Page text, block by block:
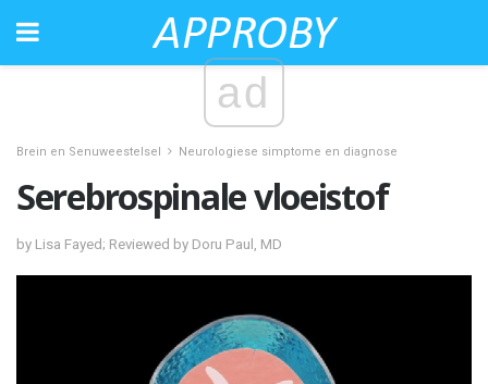
ad
Brein en Senuweestelsel Neurologiese simptome en diagnose
Serebrospinale vloeistof
by Lisa Fayed; Reviewed by Doru Paul, MD